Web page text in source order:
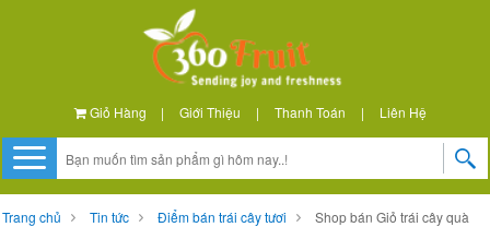
Giỏ Hàng | Giới Thiệu | Thanh Toán | Liên Hệ
Trang chủ Tin tức Điểm bán trái cây tươi
Shop bán Giỏ trái cây quà